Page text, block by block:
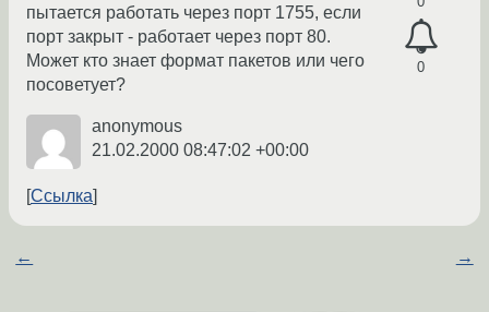
0
пытается работать через порт 1755, если
порт закрыт - работает через порт 80.
Может кто знает формат пакетов или чего
посоветует?
anonymous
21.02.2000 08:47:02 +00:00
Ссылка
← →